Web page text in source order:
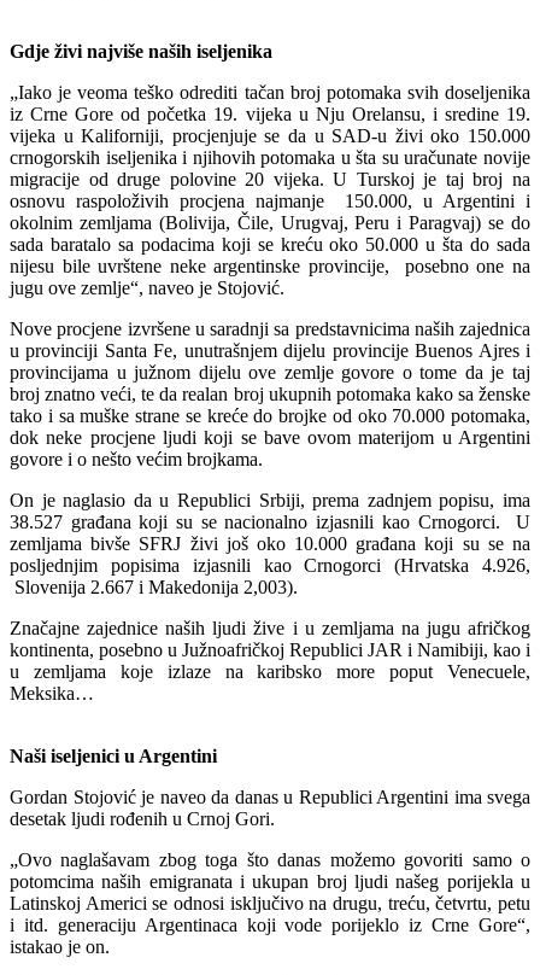
Gdje živi najviše naših iseljenika
„Iako je veoma teško odrediti tačan broj potomaka svih doseljenika
iz Crne Gore od početka 19. vijeka u Nju Orelansu, i sredine 19.
vijeka u Kaliforniji, procjenjuje se da u SAD-u živi oko 150.000
crnogorskih iseljenika i njihovih potomaka u šta su uračunate novije
migracije od druge polovine 20 vijeka. U Turskoj je taj broj na
osnovu raspoloživih procjena najmanje 150.000, u Argentini i
okolnim zemljama (Bolivija, Čile, Urugvaj, Peru i Paragvaj) se do
sada baratalo sa podacima koji se kreću oko 50.000 u šta do sada
nijesu bile uvrštene neke argentinske provincije, posebno one na
jugu ove zemlje“, naveo je Stojović.
Nove procjene izvršene u saradnji sa predstavnicima naših zajednica
u provinciji Santa Fe, unutrašnjem dijelu provincije Buenos Ajres i
provincijama u južnom dijelu ove zemlje govore o tome da je taj
broj znatno veći, te da realan broj ukupnih potomaka kako sa ženske
tako i sa muške strane se kreće do brojke od oko 70.000 potomaka,
dok neke procjene ljudi koji se bave ovom materijom u Argentini
govore i o nešto većim brojkama.
On je naglasio da u Republici Srbiji, prema zadnjem popisu, ima
38.527 građana koji su se nacionalno izjasnili kao Crnogorci. U
zemljama bivše SFRJ živi još oko 10.000 građana koji su se na
posljednjim popisima izjasnili kao Crnogorci (Hrvatska 4.926,
Slovenija 2.667 i Makedonija 2,003).
Značajne zajednice naših ljudi žive i u zemljama na jugu afričkog
kontinenta, posebno u Južnoafričkoj Republici JAR i Namibiji, kao i
u zemljama koje izlaze na karibsko more poput Venecuele,
Meksika…
Naši iseljenici u Argentini
Gordan Stojović je naveo da danas u Republici Argentini ima svega
desetak ljudi rođenih u Crnoj Gori.
„Ovo naglašavam zbog toga što danas možemo govoriti samo o
potomcima naših emigranata i ukupan broj ljudi našeg porijekla u
Latinskoj Americi se odnosi isključivo na drugu, treću, četvrtu, petu
i itd. generaciju Argentinaca koji vode porijeklo iz Crne Gore“,
istakao je on.